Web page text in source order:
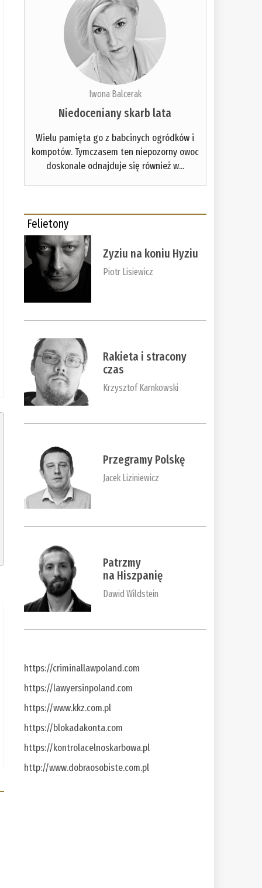
Iwona Balcerak
Niedoceniany skarb lata
Wielu pamięta go z babcinych ogródków i
kompotów. Tymczasem ten niepozorny owoc
doskonale odnajduje się również w...
Felietony
Zyziu na koniu Hyziu
Piotr Lisiewicz
Rakieta i stracony
czas
Krzysztof Karnkowski
Przegramy Polskę
Jacek Liziniewicz
Patrzmy
na Hiszpanię
Dawid Wildstein
https://criminallawpoland.com
https://lawyersinpoland.com
https://www.kkz.com.pl
https://blokadakonta.com
https://kontrolacelnoskarbowa.pl
http://www.dobraosobiste.com.pl